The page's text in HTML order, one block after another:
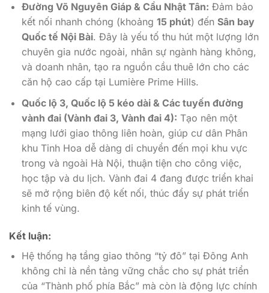
Đường Võ Nguyên Giáp & Cầu Nhật Tân: Đảm bảo
kết nối nhanh chóng (khoảng 15 phút) đến Sân bay
Quốc tế Nội Bài. Đây là yếu tố thu hút một lượng lớn
chuyên gia nước ngoài, nhân sự ngành hàng không,
và doanh nhân, tạo ra nguồn cầu thuê lớn cho các
căn hộ cao cấp tại Lumière Prime Hills.
Quốc lộ 3, Quốc lộ 5 kéo dài & Các tuyến đường
vành đai (Vành đai 3, Vành đai 4): Tạo nên một
mạng lưới giao thông liên hoàn, giúp cư dân Phân
khu Tinh Hoa dễ dàng di chuyển đến mọi khu vực
trong và ngoài Hà Nội, thuận tiện cho công việc,
học tập và du lịch. Vành đai 4 đang được triển khai
sẽ mở rộng biên độ kết nối, thúc đẩy sự phát triển
kinh tế vùng.
Kết luận:
Hệ thống hạ tầng giao thông “tỷ đô” tại Đông Anh
không chỉ là nền tảng vững chắc cho sự phát triển
của “Thành phố phía Bắc” mà còn là động lực chính